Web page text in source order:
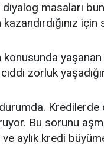
diyalog masaları
yaşanan
zorluk
Kredilerde
Bu sorunu
aylık kredi